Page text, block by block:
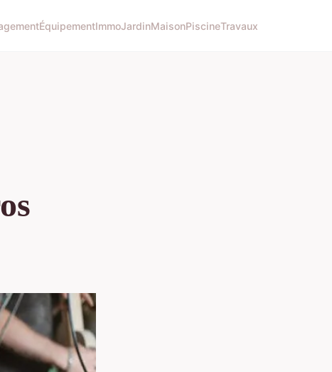
ÉquipementImmoJardinMaisonPiscineTravaux